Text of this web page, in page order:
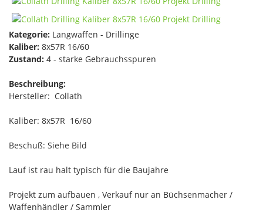
Kategorie: Langwaffen - Drillinge
Kaliber: 8x57R 16/60
Zustand: 4 - starke Gebrauchsspuren
Beschreibung:
Hersteller: Collath
Kaliber: 8x57R 16/60
Beschuß: Siehe Bild
Lauf ist rau halt typisch für die Baujahre
Projekt zum aufbauen , Verkauf nur an Büchsenmacher /
Waffenhändler / Sammler